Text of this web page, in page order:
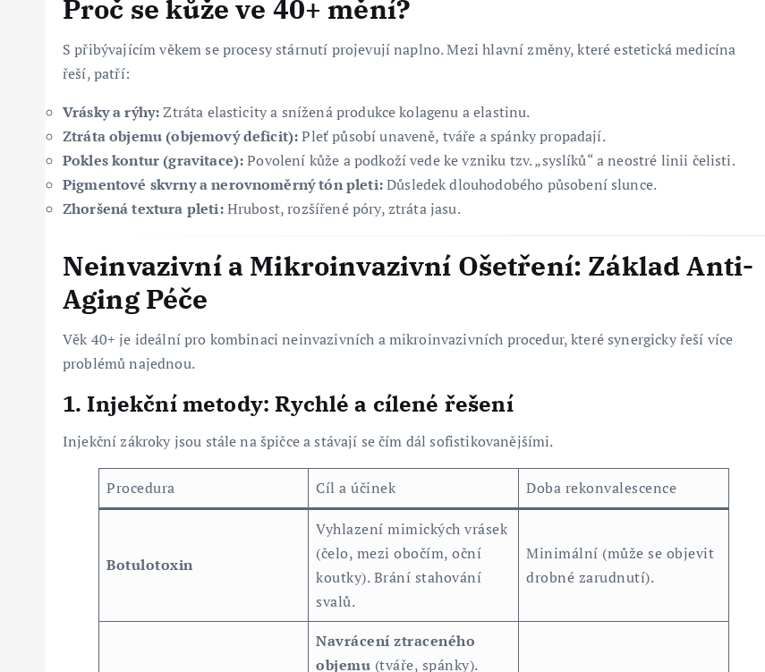
Proč se kůže ve 40+ mění?
S přibývajícím věkem se procesy stárnutí projevují naplno. Mezi hlavní změny, které estetická medicína
řeší, patří:
Vrásky a rýhy:Ztráta elasticity a snížená produkce kolagenu a elastinu.
Ztráta objemu (objemový deficit):Pleť působí unaveně, tváře a spánky propadají.
Pokles kontur (gravitace):Povolení kůže a podkoží vede ke vzniku tzv. „syslíků“ a neostré linii čelisti.
Pigmentové skvrny a nerovnoměrný tón pleti:Důsledek dlouhodobého působení slunce.
Zhoršená textura pleti:Hrubost, rozšířené póry, ztráta jasu.
Neinvazivní a Mikroinvazivní Ošetření: Základ Anti-
Aging Péče
Věk 40+ je ideální pro kombinaci neinvazivních a mikroinvazivních procedur, které synergicky řeší více
problémů najednou.
1. Injekční metody: Rychlé a cílené řešení
Injekční zákroky jsou stále na špičce a stávají se čím dál sofistikovanějšími.
Procedura Cíl a účinek Doba rekonvalescence
Botulotoxin
Vyhlazení mimických vrásek
(čelo, mezi obočím, oční
koutky). Brání stahování
svalů.
Minimální (může se objevit
drobné zarudnutí).
Navrácení ztraceného
objemu (tváře, spánky).